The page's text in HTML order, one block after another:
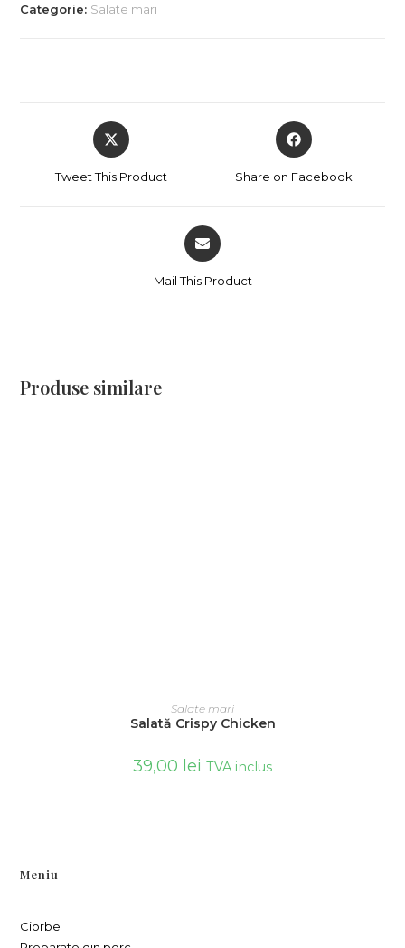
Categorie: Salate mari
Tweet This Product Share on Facebook
Mail This Product
Produse similare
ADAUGĂ ÎN COȘ
Salate mari
Salată Crispy Chicken
39,00 lei TVA inclus
Meniu
Ciorbe